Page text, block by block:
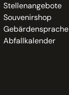
Stellenangebote
Souvenirshop
Gebärdensprache
Abfallkalender